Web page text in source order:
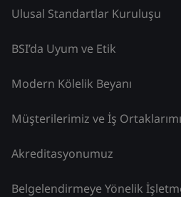
Ulusal Standartlar Kuruluşu
BSI’da Uyum ve Etik
Modern Kölelik Beyanı
Müşterilerimiz ve İş
Akreditasyonumuz
Belgelendirmeye Yönelik